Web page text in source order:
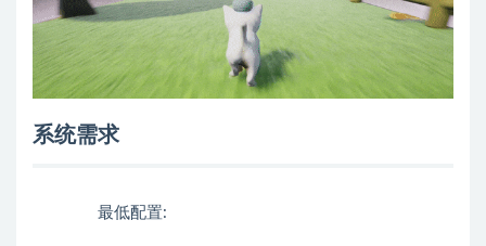
系统需求
最低配置: